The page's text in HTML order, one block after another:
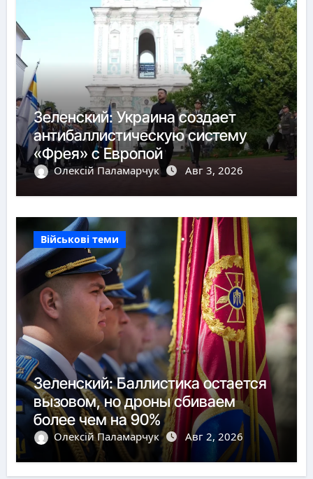
Зеленский: Украина создает
антибаллистическую систему
«Фрея» с Европой
Олексій Паламарчук Авг 3, 2026
Військові теми
Зеленский: Баллистика остается
вызовом, но дроны сбиваем
более чем на 90%
Олексій Паламарчук Авг 2, 2026